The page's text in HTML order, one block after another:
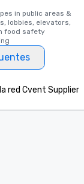
in public areas &
lobbies, elevators,
food safety
red Cvent Supplier